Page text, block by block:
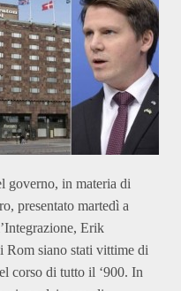
governo, in materia di
presentato martedì a
Erik
Rom siano stati vittime di
corso di tutto il ‘900. In